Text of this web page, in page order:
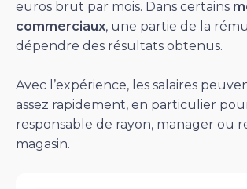
euros brut par mois. Dans certains
commerciaux, une partie de la
dépendre des résultats obtenus.
Avec l’expérience, les salaires
assez rapidement, en particulier
responsable de rayon, manager ou
magasin.